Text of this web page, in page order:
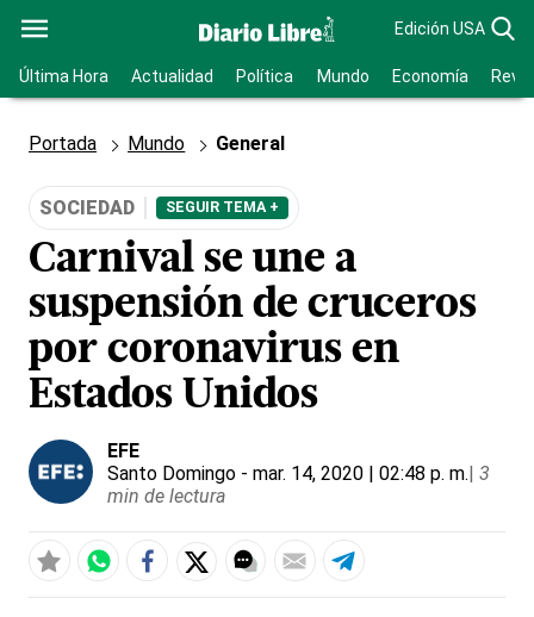
Edición USA
Última Hora Actualidad Política Mundo Economía
Portada Mundo General
SOCIEDAD SEGUIR TEMA +
Carnival se une a
suspensión de cruceros
por coronavirus en
Estados Unidos
EFE
Santo Domingo - mar. 14, 2020 | 02:48 p. m.| 3
min de lectura